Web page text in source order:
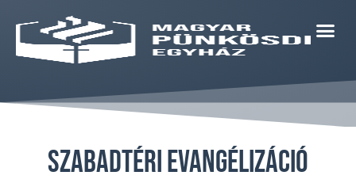
Szabadtéri Evangélizáció